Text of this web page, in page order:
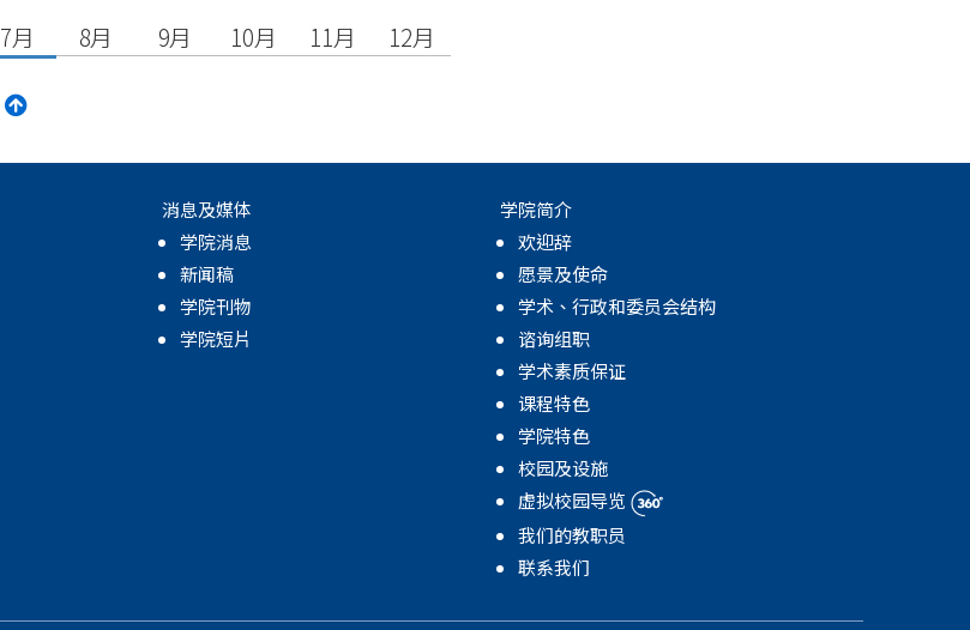
7月 8月 9月 10月 11月 12月
消息及媒体
学院消息
新闻稿
学院刊物
学院短片
学院简介
欢迎辞
愿景及使命
学术、行政和委员会结构
谘询组职
学术素质保证
课程特色
学院特色
校园及设施
虚拟校园导览
我们的教职员
联系我们